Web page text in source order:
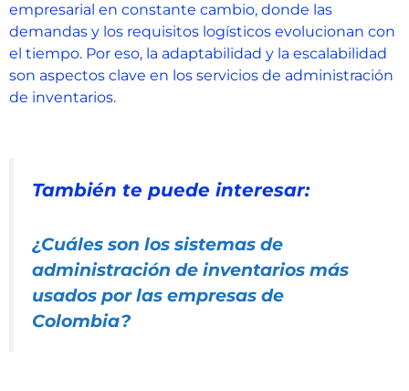
empresarial en constante cambio, donde las
demandas y los requisitos logísticos evolucionan con
el tiempo. Por eso, la adaptabilidad y la escalabilidad
son aspectos clave en los servicios de administración
de inventarios.
También te puede interesar:
¿Cuáles son los sistemas de
administración de inventarios más
usados por las empresas de
Colombia?